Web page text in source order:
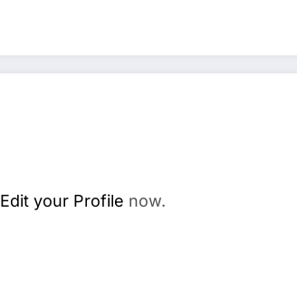
Edit your Profile now.